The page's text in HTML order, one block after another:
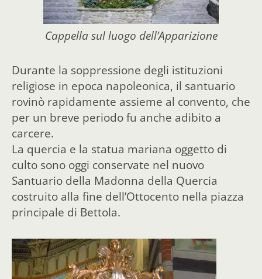
Cappella sul luogo dell’Apparizione
Durante la soppressione degli istituzioni
religiose in epoca napoleonica, il santuario
rovinò rapidamente assieme al convento, che
per un breve periodo fu anche adibito a
carcere.
La quercia e la statua mariana oggetto di
culto sono oggi conservate nel nuovo
Santuario della Madonna della Quercia
costruito alla fine dell’Ottocento nella piazza
principale di Bettola.